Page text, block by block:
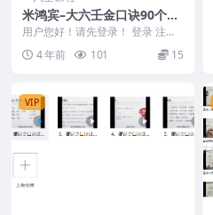
米鸿宾–大六壬金口诀90个小
时录音+资料
用户您好！请先登录！ 登录 注册
米鸿宾–大六壬金口诀90个小时录
音...4 年前 101 15
VIP